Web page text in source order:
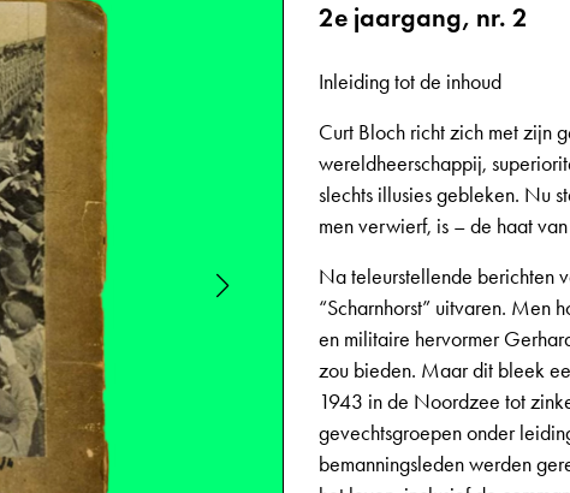
2e jaargang, nr. 2
Inleiding tot de inhoud
Curt Bloch richt zich met zijn
wereldheerschappij,
slechts illusies gebleken. Nu
men verwierf, is – de haat
Na teleurstellende berichten
“Scharnhorst” uitvaren. Men
en militaire hervormer
zou bieden. Maar dit bleek
1943 in de Noordzee tot
gevechtsgroepen onder
bemanningsleden werden